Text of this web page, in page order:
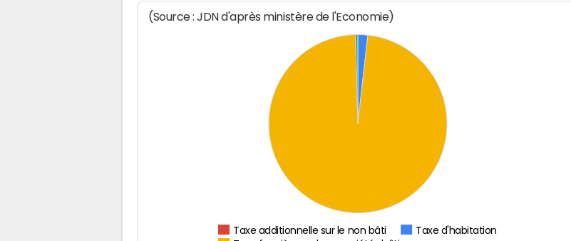
(Source : JDN d'après ministère de l'Economie)
Taxe additionnelle sur le non bâti Taxe d'habitation